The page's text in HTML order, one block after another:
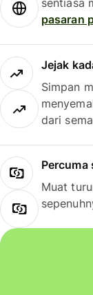
sentiasa
pasaran
Jejak
Simpan
dari
Percuma
Muat